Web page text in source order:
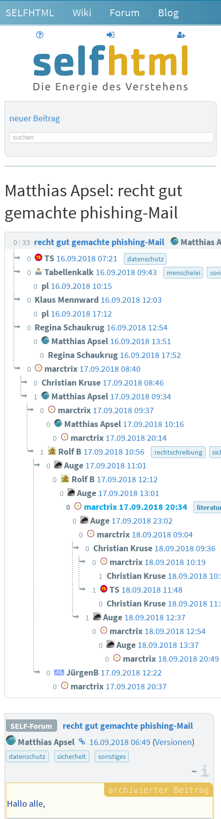
SELFHTML Wiki Forum Blog
anmelden
neuer Beitrag
Suchbegriff
Matthias Apsel: recht gut
gemachte phishing-Mail
0 33 recht gut gemachte phishing-Mail Matthias
0 TS 16.09.2018 07:21 datenschutz
0 Tabellenkalk 16.09.2018 09:43 menschelei
0 pl 16.09.2018 10:15
0 Klaus Mennward 16.09.2018 12:03
0 pl 16.09.2018 17:12
0 Regina Schaukrug 16.09.2018 12:54
0 Matthias Apsel 16.09.2018 13:51
0 Regina Schaukrug 16.09.2018 17:52
0 marctrix 17.09.2018 08:40
0 Christian Kruse 17.09.2018 08:46
1 Matthias Apsel 17.09.2018 09:34
0 marctrix 17.09.2018 09:37
0 Matthias Apsel 17.09.2018 10:16
0 marctrix 17.09.2018 20:14
1 Rolf B 17.09.2018 10:56 rechtschreibung
0 Auge 17.09.2018 11:01
0 Rolf B 17.09.2018 12:12
0 Auge 17.09.2018 13:01
0 marctrix 17.09.2018 20:34
0 Auge 17.09.2018 23:02
0 marctrix 18.09.2018 09:04
0 Christian Kruse 18.09.2018 09:36
0 marctrix 18.09.2018 10:19
1 Christian Kruse 18.09.2018
1 TS 18.09.2018 11:48
0 Christian Kruse 18.09.2018
1 Auge 18.09.2018 12:37
0 marctrix 18.09.2018 12:54
0 Auge 18.09.2018 13:37
0 marctrix 18.09.2018 20:49
0 JürgenB 17.09.2018 12:22
0 marctrix 17.09.2018 20:37
SELF-Forum
recht gut gemachte phishing-Mail
Matthias Apsel Homepage
des
16.09.2018 06:49 (Versionen)
datenschutz sicherheit sonstiges
–
Hallo alle,